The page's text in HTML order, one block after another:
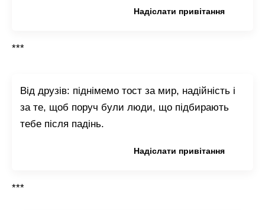
Надіслати привітання
***
Від друзів: піднімемо тост за мир, надійність і
за те, щоб поруч були люди, що підбирають
тебе після падінь.
Надіслати привітання
***